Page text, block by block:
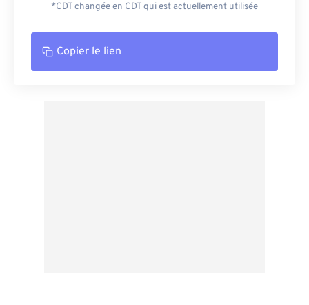
*CDT changée en CDT qui est actuellement utilisée
Copier le lien